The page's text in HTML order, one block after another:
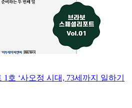
호 ‘사오정 시대, 73세까지 일하기